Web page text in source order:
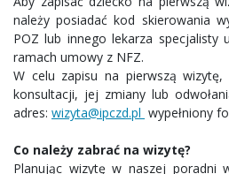
należy posiadać kod skierowania
POZ lub innego lekarza specjalisty
ramach umowy z NFZ.
W celu zapisu na pierwszą
konsultacji, jej zmiany lub
adres: wizyta@ipczd.pl wypełniony
Co należy zabrać na wizytę?
Planując wizytę w naszej poradni